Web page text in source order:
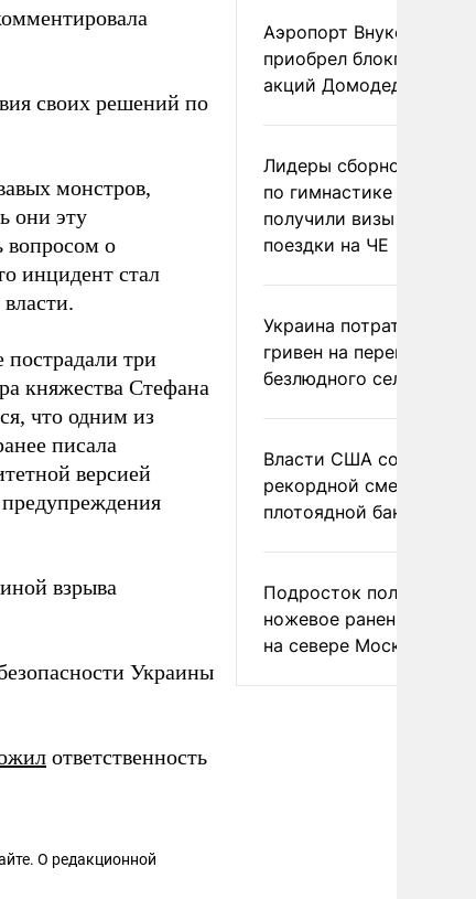
своих решений по
монстров,
они эту
вопросом о
инцидент стал
три
княжества Стефана
что одним из
писала
версией
взрыва
Украины
ответственность
О редакционной
Аэропорт Внуково
приобрел блокпакет
акций Домодедово
Лидеры сборной
по гимнастике не
получили визы для
поездки на ЧЕ
Украина потратила 1
гривен на
безлюдного села
Власти США сообщили
рекордной смертности
плотоядной бактерии
Подросток получил
ножевое ранение в
на севере Москвы